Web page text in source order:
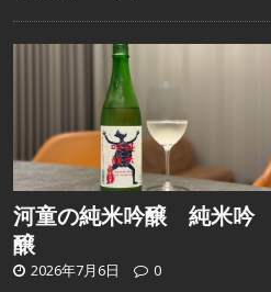
河童の純米吟醸 純米吟
醸
2026年7月6日
0